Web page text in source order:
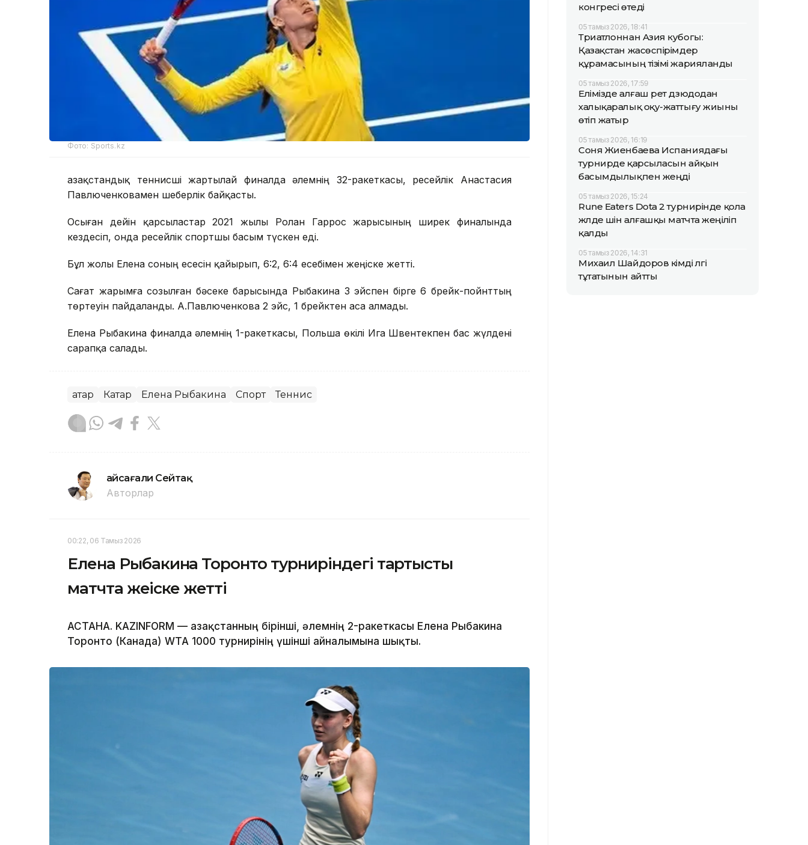
Фото: Sports.kz
Қазақстандық теннисші жартылай финалда әлемнің 32-ракеткасы, ресейлік Анастасия
Павлюченковамен шеберлік байқасты.
Осыған дейін қарсыластар 2021 жылы Ролан Гаррос жарысының ширек финалында
кездесіп, онда ресейлік спортшы басым түскен еді.
Бұл жолы Елена соның есесін қайырып, 6:2, 6:4 есебімен жеңіске жетті.
Сағат жарымға созылған бәсеке барысында Рыбакина 3 эйспен бірге 6 брейк-пойнттың
төртеуін пайдаланды. А.Павлюченкова 2 эйс, 1 брейктен аса алмады.
Елена Рыбакина финалда әлемнің 1-ракеткасы, Польша өкілі Ига Швентекпен бас жүлдені
сарапқа салады.
Қатар Катар Елена Рыбакина Спорт Теннис
Ғайсағали Сейтақ
Авторлар
00:22, 06 Тамыз 2026
Елена Рыбакина Торонто турниріндегі тартысты
матчта жеңіске жетті
АСТАНА. KAZINFORM — Қазақстанның бірінші, әлемнің 2-ракеткасы Елена Рыбакина
Торонто (Канада) WTA 1000 турнирінің үшінші айналымына шықты.
конгресі өтеді
05 тамыз 2026, 18:41
Триатлоннан Азия кубогы:
Қазақстан жасөспірімдер
құрамасының тізімі жарияланды
05 тамыз 2026, 17:59
Елімізде алғаш рет дзюдодан
халықаралық оқу-жаттығу жиыны
өтіп жатыр
05 тамыз 2026, 16:19
Соня Жиенбаева Испаниядағы
турнирде қарсыласын айқын
басымдылықпен жеңді
05 тамыз 2026, 15:24
Rune Eaters Dota 2 турнирінде қола
жүлде үшін алғашқы матчта жеңіліп
қалды
05 тамыз 2026, 14:31
Михаил Шайдоров кімді үлгі
тұтатынын айтты